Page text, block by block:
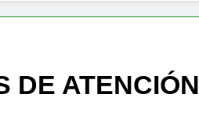
DE ATENCIÓN